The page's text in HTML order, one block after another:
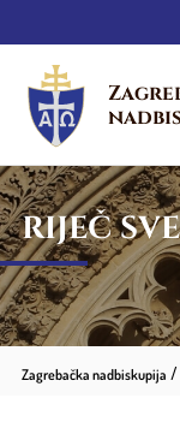
RIJEČ
Zagrebačka nadbiskupija